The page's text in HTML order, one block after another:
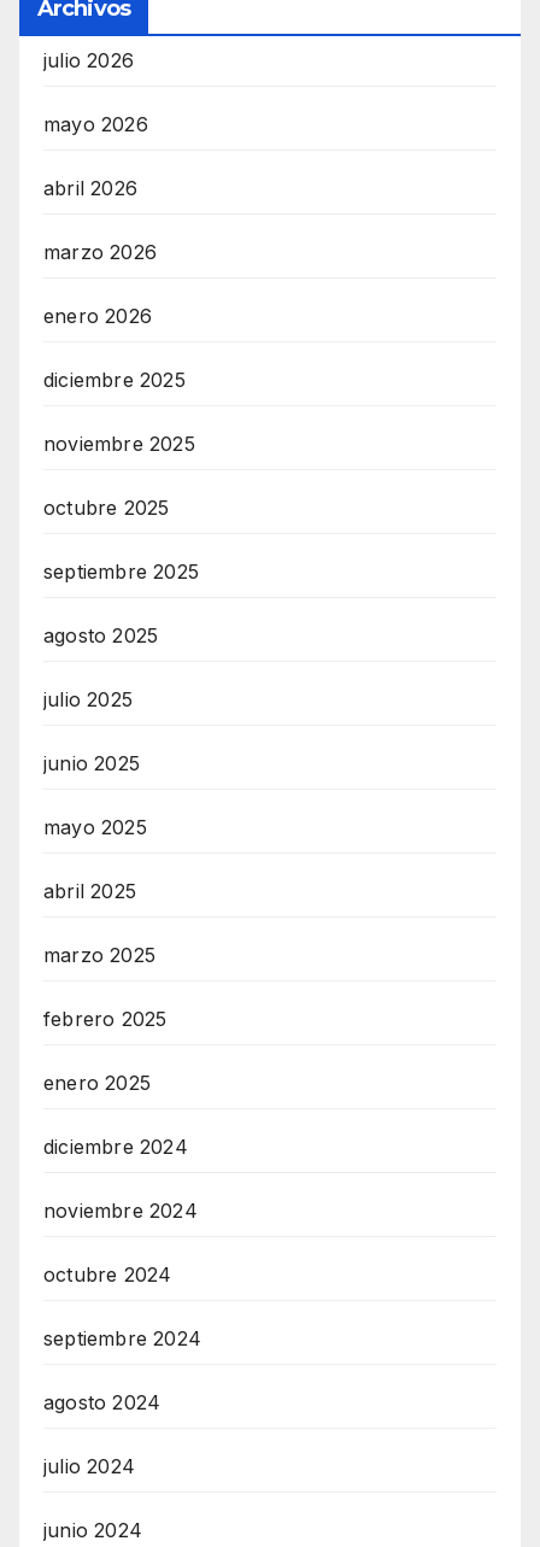
Archivos
julio 2026
mayo 2026
abril 2026
marzo 2026
enero 2026
diciembre 2025
noviembre 2025
octubre 2025
septiembre 2025
agosto 2025
julio 2025
junio 2025
mayo 2025
abril 2025
marzo 2025
febrero 2025
enero 2025
diciembre 2024
noviembre 2024
octubre 2024
septiembre 2024
agosto 2024
julio 2024
junio 2024